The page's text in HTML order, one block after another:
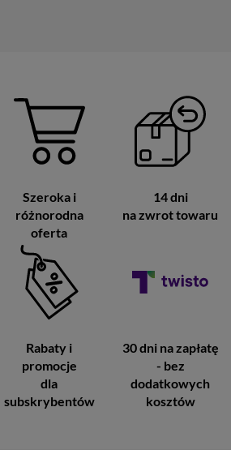
Szeroka i
różnorodna
oferta
14 dni
na zwrot towaru
Rabaty i
promocje
dla
subskrybentów
30 dni na zapłatę
- bez
dodatkowych
kosztów